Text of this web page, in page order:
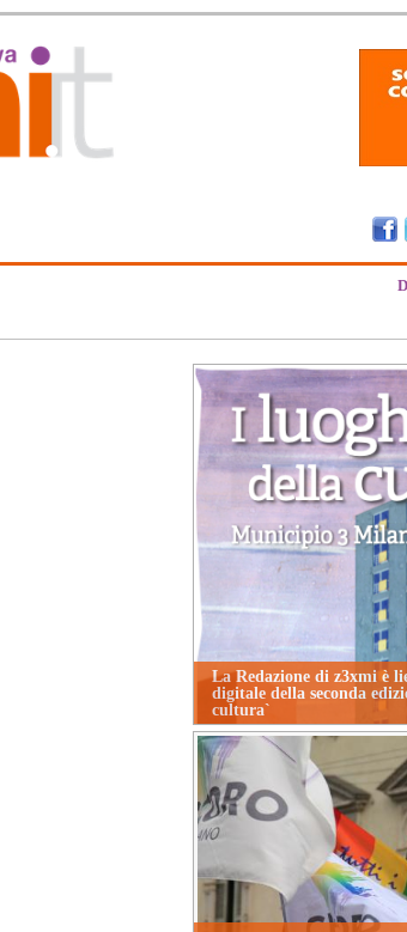
La Redazione di z3xmi è
digitale della seconda
cultura`